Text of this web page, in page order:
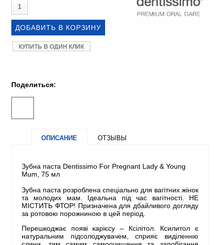
КУПИТЬ В ОДИН КЛИК
Поделиться:
ОПИСАНИЕ ОТЗЫВЫ
Зубна паста Dentissimo For Pregnant Lady & Young
Mum, 75 мл
Зубна паста розроблена спеціально для вагітних жінок
та молодих мам. Ідеальна під час вагітності. НЕ
МІСТИТЬ ФТОР! Призначена для дбайливого догляду
за ротовою порожниною в цей період.
Перешкоджає появі карієсу – Ксілітол. Ксилитол є
натуральним підсолоджувачем, сприяє виділенню